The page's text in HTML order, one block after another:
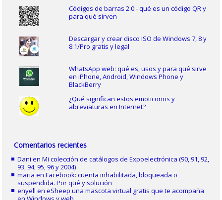
Códigos de barras 2.0 - qué es un código QR y
para qué sirven
Descargar y crear disco ISO de Windows 7, 8 y
8.1/Pro gratis y legal
WhatsApp web: qué es, usos y para qué sirve
en iPhone, Android, Windows Phone y
BlackBerry
¿Qué significan estos emoticonos y
abreviaturas en Internet?
Comentarios recientes
Dani enMi colección de catálogos de Expoelectrónica (90, 91, 92,
93, 94, 95, 96 y 2004)
maria enFacebook: cuenta inhabilitada, bloqueada o
suspendida. Por qué y solución
enyell eneSheep una mascota virtual gratis que te acompaña